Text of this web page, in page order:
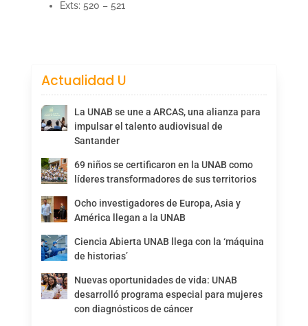
Exts: 520 – 521
Actualidad U
La UNAB se une a ARCAS, una alianza para
impulsar el talento audiovisual de
Santander
69 niños se certificaron en la UNAB como
líderes transformadores de sus territorios
Ocho investigadores de Europa, Asia y
América llegan a la UNAB
Ciencia Abierta UNAB llega con la ‘máquina
de historias’
Nuevas oportunidades de vida: UNAB
desarrolló programa especial para mujeres
con diagnósticos de cáncer